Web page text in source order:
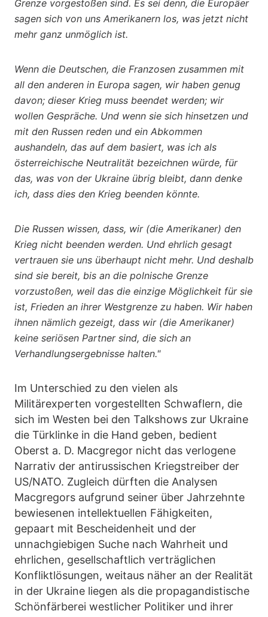
Grenze vorgestoßen sind. Es sei denn, die Europäer
sagen sich von uns Amerikanern los, was jetzt nicht
mehr ganz unmöglich ist.
Wenn die Deutschen, die Franzosen zusammen mit
all den anderen in Europa sagen, wir haben genug
davon; dieser Krieg muss beendet werden; wir
wollen Gespräche. Und wenn sie sich hinsetzen und
mit den Russen reden und ein Abkommen
aushandeln, das auf dem basiert, was ich als
österreichische Neutralität bezeichnen würde, für
das, was von der Ukraine übrig bleibt, dann denke
ich, dass dies den Krieg beenden könnte.
Die Russen wissen, dass, wir (die Amerikaner) den
Krieg nicht beenden werden. Und ehrlich gesagt
vertrauen sie uns überhaupt nicht mehr. Und deshalb
sind sie bereit, bis an die polnische Grenze
vorzustoßen, weil das die einzige Möglichkeit für sie
ist, Frieden an ihrer Westgrenze zu haben. Wir haben
ihnen nämlich gezeigt, dass wir (die Amerikaner)
keine seriösen Partner sind, die sich an
Verhandlungsergebnisse halten."
Im Unterschied zu den vielen als
Militärexperten vorgestellten Schwaflern, die
sich im Westen bei den Talkshows zur Ukraine
die Türklinke in die Hand geben, bedient
Oberst a. D. Macgregor nicht das verlogene
Narrativ der antirussischen Kriegstreiber der
US/NATO. Zugleich dürften die Analysen
Macgregors aufgrund seiner über Jahrzehnte
bewiesenen intellektuellen Fähigkeiten,
gepaart mit Bescheidenheit und der
unnachgiebigen Suche nach Wahrheit und
ehrlichen, gesellschaftlich verträglichen
Konfliktlösungen, weitaus näher an der Realität
in der Ukraine liegen als die propagandistische
Schönfärberei westlicher Politiker und ihrer